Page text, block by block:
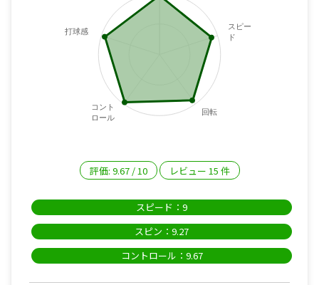
スピー
ド
回転
コント
ロール
打球感
評価: 9.67/ 10 レビュー 15 件
スピード：9
スピン：9.27
コントロール：9.67